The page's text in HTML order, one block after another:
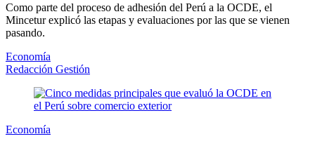
Como parte del proceso de adhesión del Perú a la OCDE, el
Mincetur explicó las etapas y evaluaciones por las que se vienen
pasando.
Economía
Redacción Gestión
Economía